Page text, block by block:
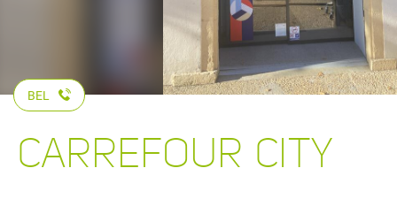
BEL
CARREFOUR CITY